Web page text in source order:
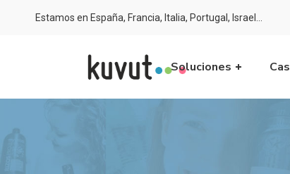
Estamos en España, Francia, Italia, Portugal, Israel…
Soluciones